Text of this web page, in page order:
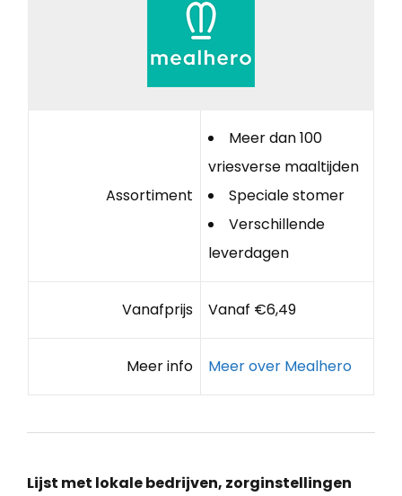
Assortiment
Meer dan 100
vriesverse maaltijden
Speciale stomer
Verschillende
leverdagen
Vanafprijs Vanaf €6,49
Meer info Meer over Mealhero
Lijst met lokale bedrijven, zorginstellingen